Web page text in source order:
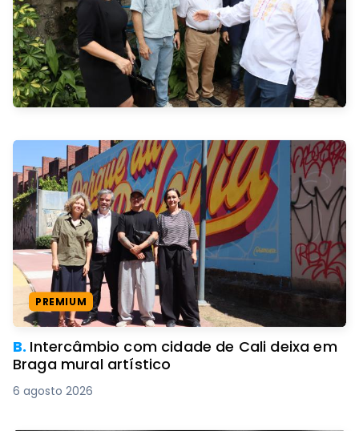
PREMIUM
B. Intercâmbio com cidade de Cali deixa em
Braga mural artístico
6 agosto 2026